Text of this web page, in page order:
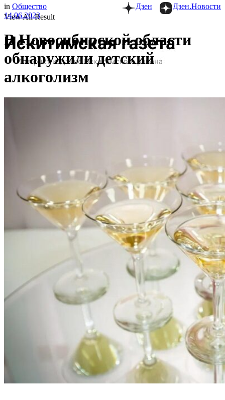
View All Result
Дзен.Новости
Дзен
in Общество
14.06.2023
В Новосибирской области
обнаружили детский
алкоголизм